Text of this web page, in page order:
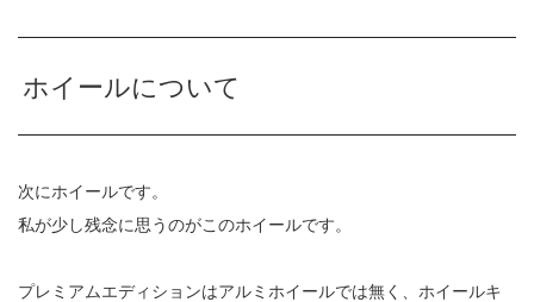
ホイールについて
次にホイールです。
私が少し残念に思うのがこのホイールです。
プレミアムエディションはアルミホイールでは無く、ホイールキ